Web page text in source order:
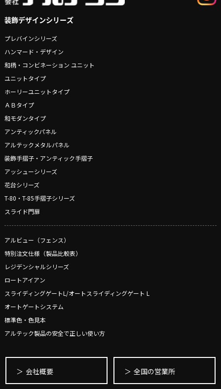
装飾デザインシリーズ
プレバインシリーズ
ハンマード・デザイン
和柄・コンビネーション ユニット
ユニットタイプ
ホーリーユニットタイプ
ＡＢタイプ
和モダンタイプ
アンティックパネル
アルテックメタルパネル
装飾手摺子・アンティック手摺子
アッシューシリーズ
花台シリーズ
T-80・T-85手摺子シリーズ
スライド門扉
アルビュー（フェンス）
特別注文仕様（製品比較表）
レジデンシャルシリーズ
ロートアイアン
スライディングゲートL/オートスライディングゲート L
オートゲートシステム
標準色・色見本
アルテック製品の安全で正しい使い方
会社概要 全国の営業所